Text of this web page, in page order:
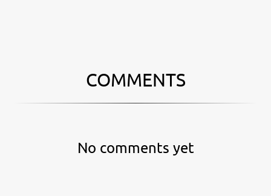
COMMENTS
No comments yet